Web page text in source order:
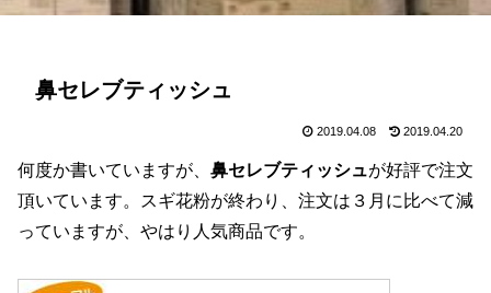
鼻セレブティッシュ
2019.04.08 2019.04.20
何度か書いていますが、 鼻セレブティッシュが好評で注文
頂いています。スギ花粉が終わり、注文は３月に比べて減
っていますが、やはり人気商品です。